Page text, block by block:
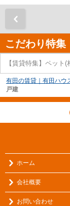
こだわり特集
【賃貸特集】ペット(
有田の賃貸｜有田ハウ
戸建
ホーム
会社概要
お問い合わせ